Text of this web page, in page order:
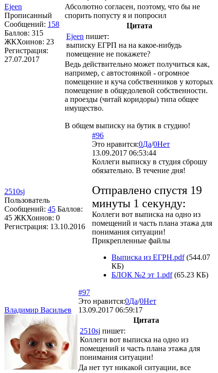
Ejeen
Прописанный
Сообщений: 158
Баллов: 315
ЖКХоинов: 23
Регистрация:
27.07.2017
Абсолютно согласен, поэтому, что бы не
спорить попусту я и попросил
Цитата
Ejeen пишет:
выписку ЕГРП на на какое-нибудь
помещение не покажете?
Ведь действительно может получиться как,
например, с автостоянкой - огромное
помещение и куча собственников у которых
помещение в общедолевой собственности.
а проезды (читай коридоры) типа общее
имущество.
В общем выписку на бутик в студию!
2510sj
Пользователь
Сообщений: 45 Баллов:
45 ЖКХоинов: 0
Регистрация: 13.10.2016
#96
Это нравится:0Да/0Нет
13.09.2017 06:53:44
Коллеги выписку в студия сброшу
обязательно. В течение дня!
Отправлено спустя 19
минуты 1 секунду:
Коллеги вот выписка на одно из
помещений и часть плана этажа для
понимания ситуации!
Прикрепленные файлы
Выписка из ЕГРН.pdf (544.07
КБ)
БЛОК №2 эт 1.pdf (65.23 КБ)
Владимир Васильев
#97
Это нравится:0Да/0Нет
13.09.2017 06:59:17
Цитата
2510sj пишет:
Коллеги вот выписка на одно из
помещений и часть плана этажа для
понимания ситуации!
Да нет тут никакой ситуации, все